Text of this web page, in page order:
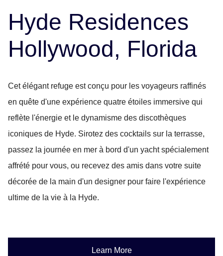
Hyde Residences
Hollywood, Florida
Cet élégant refuge est conçu pour les voyageurs raffinés
en quête d'une expérience quatre étoiles immersive qui
reflète l'énergie et le dynamisme des discothèques
iconiques de Hyde. Sirotez des cocktails sur la terrasse,
passez la journée en mer à bord d'un yacht spécialement
affrété pour vous, ou recevez des amis dans votre suite
décorée de la main d'un designer pour faire l'expérience
ultime de la vie à la Hyde.
Learn More